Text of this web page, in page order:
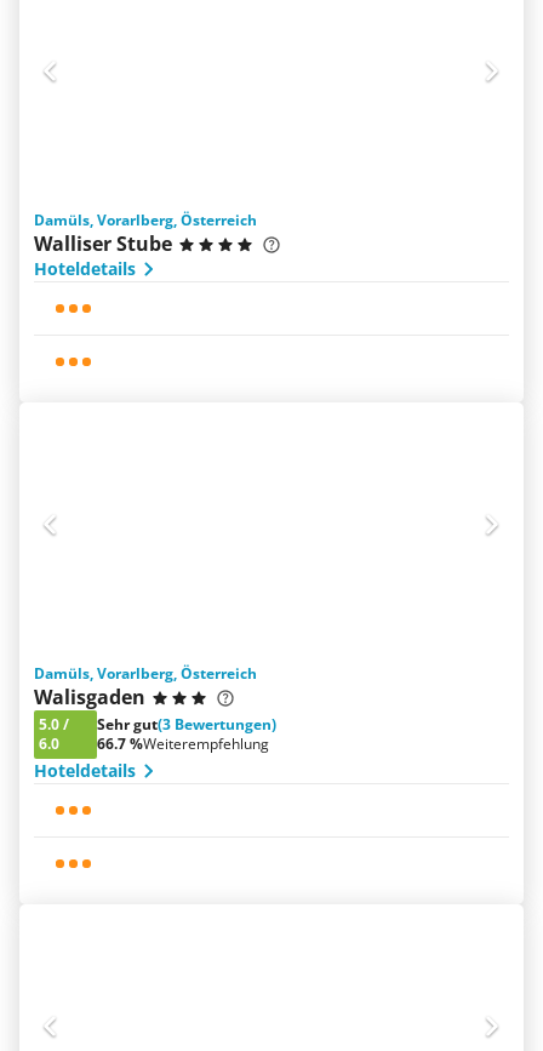
Damüls, Vorarlberg, Österreich
Walliser Stube
Hoteldetails
Damüls, Vorarlberg, Österreich
Walisgaden
5.0/
6.0
Sehr gut(3 Bewertungen)
66.7 %Weiterempfehlung
Hoteldetails